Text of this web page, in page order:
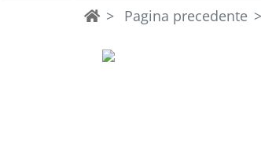
Pagina precedente